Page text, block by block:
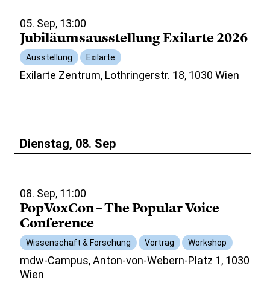
05. Sep, 13:00
Jubiläumsausstellung Exilarte 2026
Ausstellung Exilarte
Exilarte Zentrum, Lothringerstr. 18, 1030 Wien
Dienstag, 08. Sep
08. Sep, 11:00
PopVoxCon – The Popular Voice
Conference
Wissenschaft & Forschung Vortrag Workshop
mdw-Campus, Anton-von-Webern-Platz 1, 1030
Wien